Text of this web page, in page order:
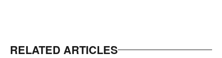
RELATED ARTICLES